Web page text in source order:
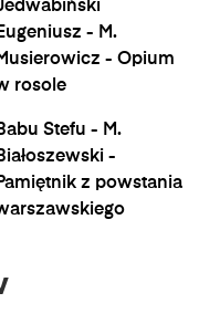
- M.
- Opium
rosole
Stefu - M.
-
z powstania